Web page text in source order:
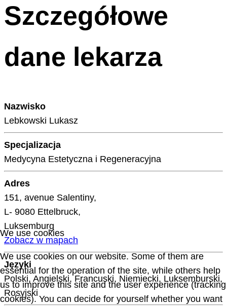
Szczegółowe
dane lekarza
Nazwisko
Lebkowski Lukasz
Specjalizacja
Medycyna Estetyczna i Regeneracyjna
Adres
151, avenue Salentiny,
L- 9080 Ettelbruck,
Luksemburg
Zobacz w mapach
Języki
Polski, Angielski, Francuski, Niemiecki, Luksemburski,
Rosyjski
We use cookies
We use cookies on our website. Some of them are
essential for the operation of the site, while others help
us to improve this site and the user experience (tracking
cookies). You can decide for yourself whether you want